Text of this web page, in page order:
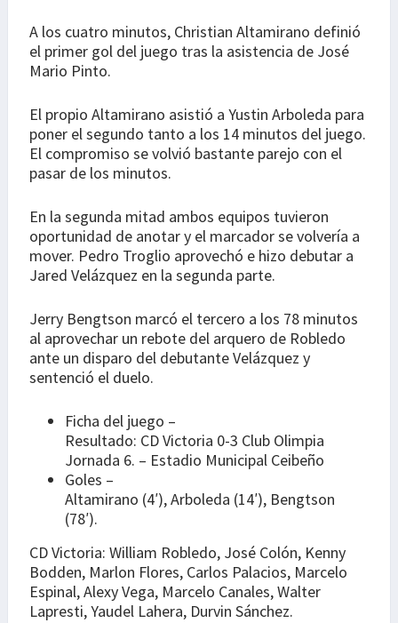
A los cuatro minutos, Christian Altamirano definió
el primer gol del juego tras la asistencia de José
Mario Pinto.
El propio Altamirano asistió a Yustin Arboleda para
poner el segundo tanto a los 14 minutos del juego.
El compromiso se volvió bastante parejo con el
pasar de los minutos.
En la segunda mitad ambos equipos tuvieron
oportunidad de anotar y el marcador se volvería a
mover. Pedro Troglio aprovechó e hizo debutar a
Jared Velázquez en la segunda parte.
Jerry Bengtson marcó el tercero a los 78 minutos
al aprovechar un rebote del arquero de Robledo
ante un disparo del debutante Velázquez y
sentenció el duelo.
Ficha del juego –
Resultado: CD Victoria 0-3 Club Olimpia
Jornada 6. – Estadio Municipal Ceibeño
Goles –
Altamirano (4′), Arboleda (14′), Bengtson
(78′).
CD Victoria: William Robledo, José Colón, Kenny
Bodden, Marlon Flores, Carlos Palacios, Marcelo
Espinal, Alexy Vega, Marcelo Canales, Walter
Lapresti, Yaudel Lahera, Durvin Sánchez.